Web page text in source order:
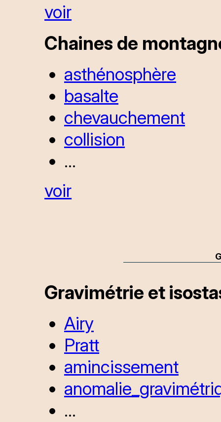
voir
Chaines de
asthénosphère
basalte
chevauchement
collision
...
voir
Gravimétrie et
Airy
Pratt
amincissement
...